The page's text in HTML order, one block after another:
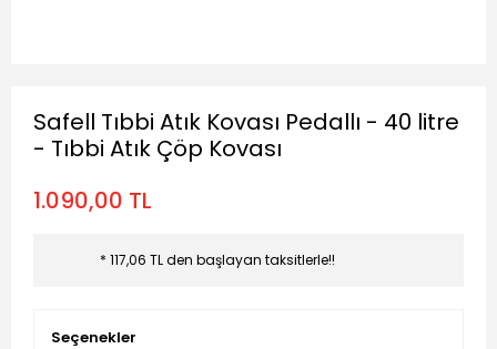
Safell Tıbbi Atık Kovası Pedallı - 40 litre
- Tıbbi Atık Çöp Kovası
1.090,00 TL
* 117,06 TL den başlayan taksitlerle!!
Seçenekler